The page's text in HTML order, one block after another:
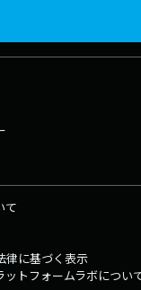
て
律に基づく表示
ットフォームラボについ